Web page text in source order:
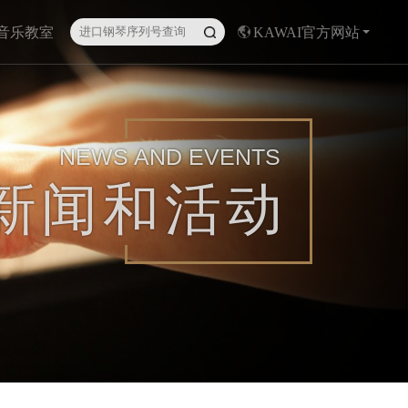
乐教室 KAWAI官方网站
NEWS AND EVENTS
闻和活动